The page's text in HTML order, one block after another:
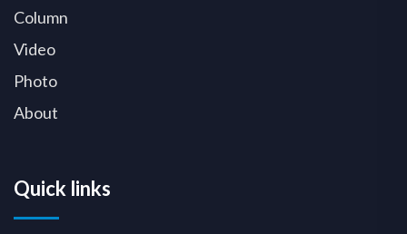
Column
Video
Photo
About
Quick links